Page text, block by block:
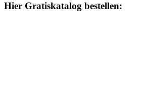
Hier Gratiskatalog bestellen: